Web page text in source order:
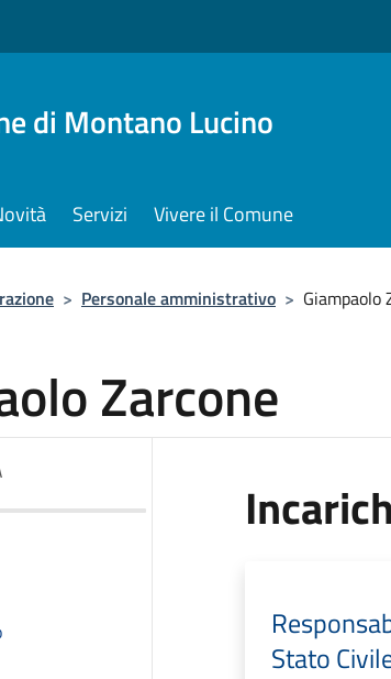
di Montano Lucino
Servizi Vivere il Comune
> Personale amministrativo > Giampaolo
Zarcone
Stato